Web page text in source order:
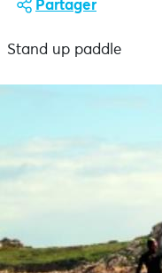
Partager
Stand up paddle